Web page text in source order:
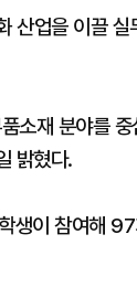
업을 이끌 실
소재 분야를
밝혔다.
생이 참여해